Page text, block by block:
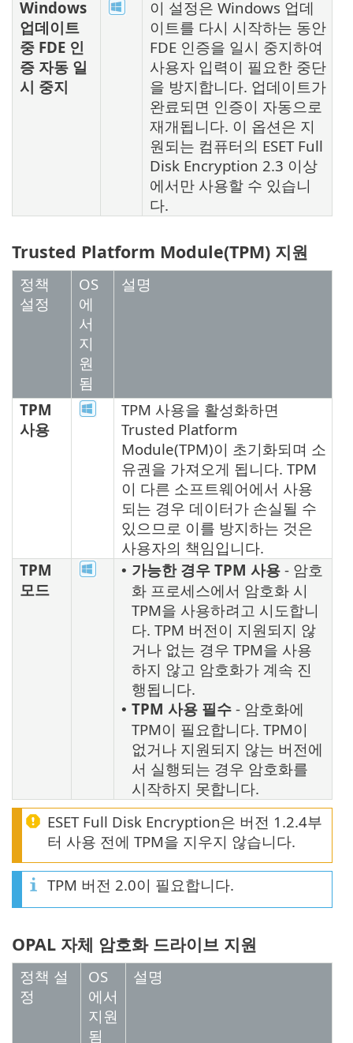
Windows
업데이트
중 FDE 인
증 자동 일
시 중지
이 설정은 Windows 업데
이트를 다시 시작하는 동안
FDE 인증을 일시 중지하여
사용자 입력이 필요한 중단
을 방지합니다. 업데이트가
완료되면 인증이 자동으로
재개됩니다. 이 옵션은 지
원되는 컴퓨터의 ESET Full
Disk Encryption 2.3 이상
에서만 사용할 수 있습니
다.
Trusted Platform Module(TPM) 지원
정책
설정
OS
에
서
지
원
됨
설명
TPM
사용
TPM 사용을 활성화하면
Trusted Platform
Module(TPM)이 초기화되며 소
유권을 가져오게 됩니다. TPM
이 다른 소프트웨어에서 사용
되는 경우 데이터가 손실될 수
있으므로 이를 방지하는 것은
사용자의 책임입니다.
TPM
모드
• 가능한 경우 TPM 사용 - 암호
화 프로세스에서 암호화 시
TPM을 사용하려고 시도합니
다. TPM 버전이 지원되지 않
거나 없는 경우 TPM을 사용
하지 않고 암호화가 계속 진
행됩니다.
• TPM 사용 필수 - 암호화에
TPM이 필요합니다. TPM이
없거나 지원되지 않는 버전에
서 실행되는 경우 암호화를
시작하지 못합니다.
ESET Full Disk Encryption은 버전 1.2.4부
터 사용 전에 TPM을 지우지 않습니다.
TPM 버전 2.0이 필요합니다.
OPAL 자체 암호화 드라이브 지원
정책 설
정
OS
에서
지원
됨
설명